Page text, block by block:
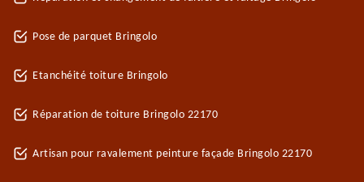
Pose de parquet Bringolo
Etanchéité toiture Bringolo
Réparation de toiture Bringolo 22170
Artisan pour ravalement peinture façade Bringolo 22170